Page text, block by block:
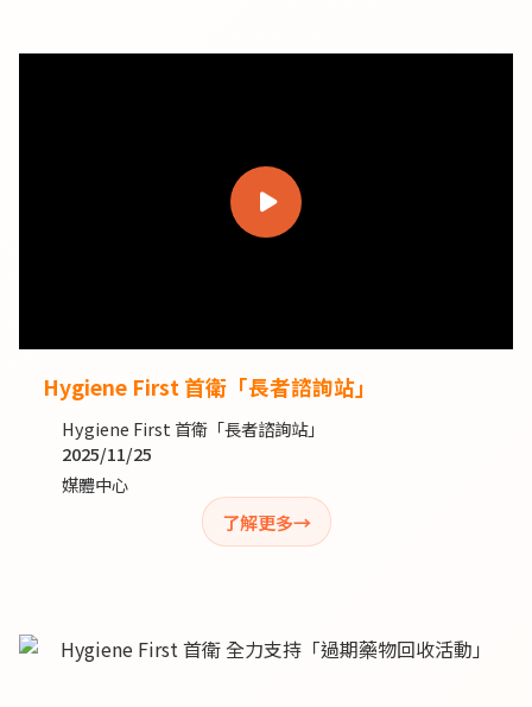
Hygiene First 首衛「長者諮詢站」
Hygiene First 首衛「長者諮詢站」
2025/11/25
媒體中心
了解更多